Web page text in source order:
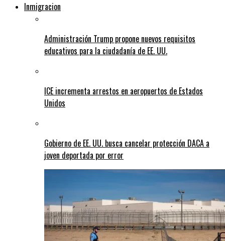
Inmigracion
Administración Trump propone nuevos requisitos
educativos para la ciudadanía de EE. UU.
ICE incrementa arrestos en aeropuertos de Estados
Unidos
Gobierno de EE. UU. busca cancelar protección DACA a
joven deportada por error